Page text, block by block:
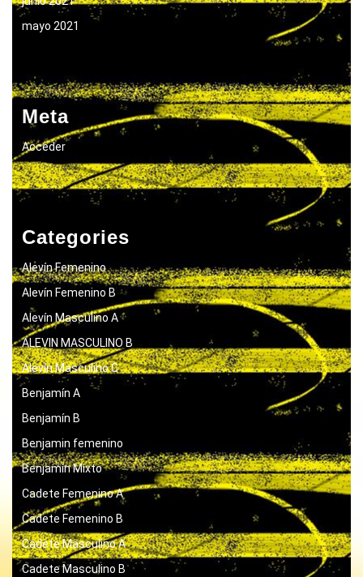
mayo 2021
Meta
Acceder
Categories
Alevín Femenino
Alevín Femenino B
Alevín Masculino A
ALEVIN MASCULINO B
Alevín Masculino C
Benjamín A
Benjamín B
Benjamin femenino
Benjamín Mixto
Cadete Femenino A
Cadete Femenino B
Cadete Masculino A
Cadete Masculino B